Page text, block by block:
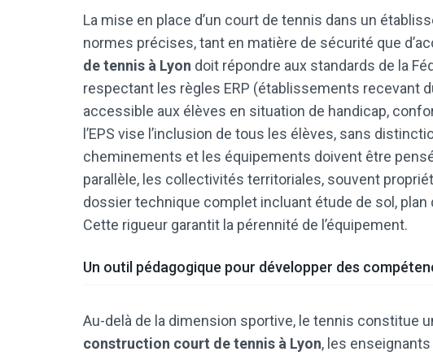
La mise en place d’un court de tennis dans un
normes précises, tant en matière de sécurité que
de tennis à Lyon doit répondre aux standards de la
respectant les règles ERP (établissements recevant
accessible aux élèves en situation de handicap,
l’EPS vise l’inclusion de tous les élèves, sans
cheminements et les équipements doivent être
parallèle, les collectivités territoriales, souvent
dossier technique complet incluant étude de sol,
Cette rigueur garantit la pérennité de l’équipement.
Un outil pédagogique pour développer des
Au-delà de la dimension sportive, le tennis constitue
construction court de tennis à Lyon, les